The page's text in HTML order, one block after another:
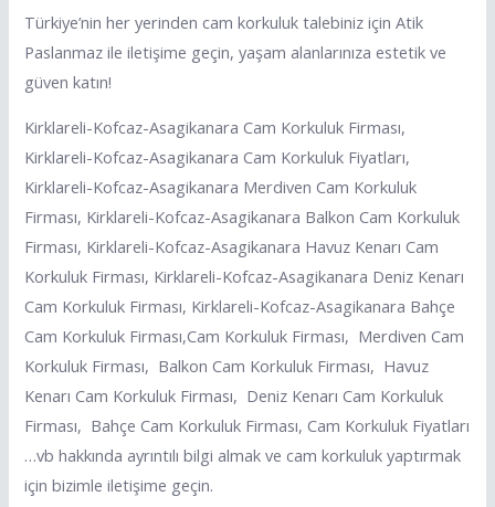
Türkiye’nin her yerinden cam korkuluk talebiniz için Atik
Paslanmaz ile iletişime geçin, yaşam alanlarınıza estetik ve
güven katın!
Kirklareli-Kofcaz-Asagikanara Cam Korkuluk Firması,
Kirklareli-Kofcaz-Asagikanara Cam Korkuluk Fiyatları,
Kirklareli-Kofcaz-Asagikanara Merdiven Cam Korkuluk
Firması, Kirklareli-Kofcaz-Asagikanara Balkon Cam Korkuluk
Firması, Kirklareli-Kofcaz-Asagikanara Havuz Kenarı Cam
Korkuluk Firması, Kirklareli-Kofcaz-Asagikanara Deniz Kenarı
Cam Korkuluk Firması, Kirklareli-Kofcaz-Asagikanara Bahçe
Cam Korkuluk Firması,Cam Korkuluk Firması, Merdiven Cam
Korkuluk Firması, Balkon Cam Korkuluk Firması, Havuz
Kenarı Cam Korkuluk Firması, Deniz Kenarı Cam Korkuluk
Firması, Bahçe Cam Korkuluk Firması, Cam Korkuluk Fiyatları
…vb hakkında ayrıntılı bilgi almak ve cam korkuluk yaptırmak
için bizimle iletişime geçin.